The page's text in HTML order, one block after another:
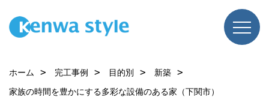
ホーム 完工事例 目的別
新築
家族の時間を豊かにする多彩な設備のある家（下関市）